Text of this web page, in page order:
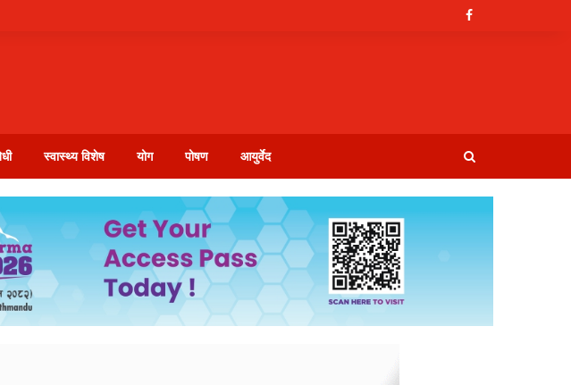
स्वास्थ्य विशेष योग पोषण आयुर्वेद